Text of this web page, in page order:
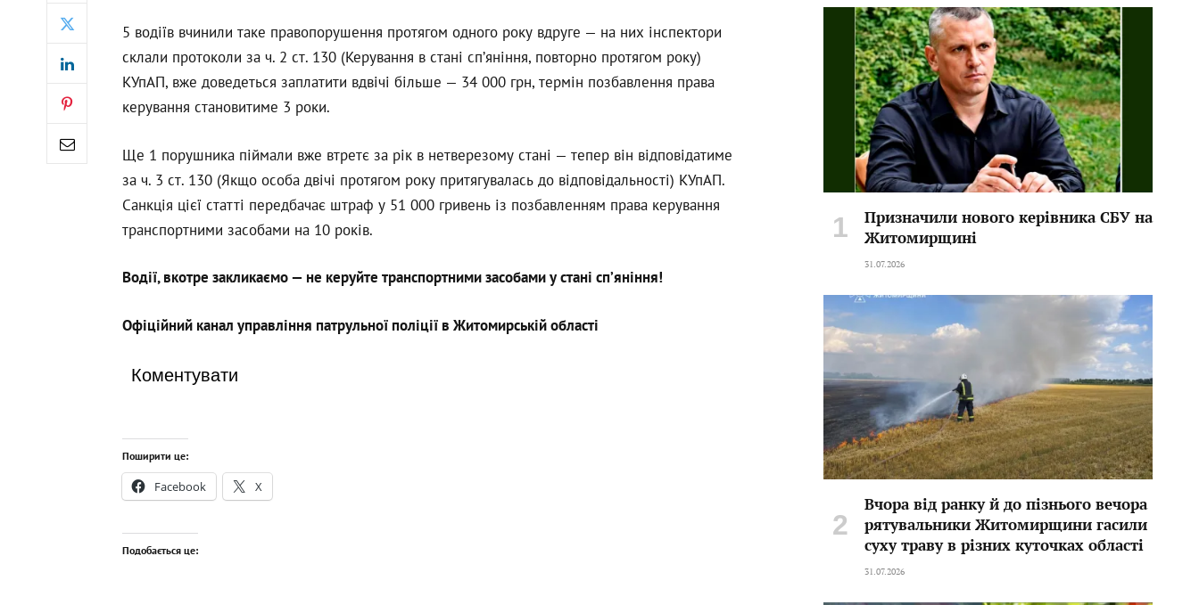
5 водіїв вчинили таке правопорушення протягом одного року вдруге — на них інспектори
склали протоколи за ч. 2 ст. 130 (Керування в стані сп’яніння, повторно протягом року)
КУпАП, вже доведеться заплатити вдвічі більше — 34 000 грн, термін позбавлення права
керування становитиме 3 роки.
Ще 1 порушника піймали вже втретє за рік в нетверезому стані — тепер він відповідатиме
за ч. 3 ст. 130 (Якщо особа двічі протягом року притягувалась до відповідальності) КУпАП.
Санкція цієї статті передбачає штраф у 51 000 гривень із позбавленням права керування
транспортними засобами на 10 років.
Водії, вкотре закликаємо — не керуйте транспортними засобами у стані сп’яніння!
Офіційний канал управління патрульної поліції в Житомирській області
Коментувати
Поширити це:
Facebook X
Подобається це:
Призначили нового керівника СБУ на
Житомирщині
31.07.2026
Вчора від ранку й до пізнього вечора
рятувальники Житомирщини гасили
суху траву в різних куточках області
31.07.2026